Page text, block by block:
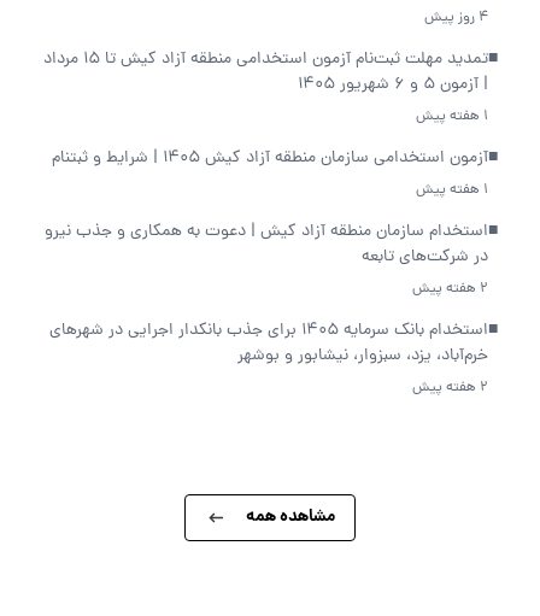
4 روز پیش
■
تمدید مهلت ثبت‌نام آزمون استخدامی منطقه آزاد کیش تا 15 مرداد
| آزمون 5 و 6 شهریور 1405
1 هفته پیش
■آزمون استخدامی سازمان منطقه آزاد کیش 1405 | شرایط و ثبتنام
1 هفته پیش
■استخدام سازمان منطقه آزاد کیش | دعوت به همکاری و جذب نیرو
در شرکت‌های تابعه
2 هفته پیش
■
استخدام بانک سرمایه 1405 برای جذب بانکدار اجرایی در شهرهای
خرم‌آباد، یزد، سبزوار، نیشابور و بوشهر
2 هفته پیش
مشاهده همه